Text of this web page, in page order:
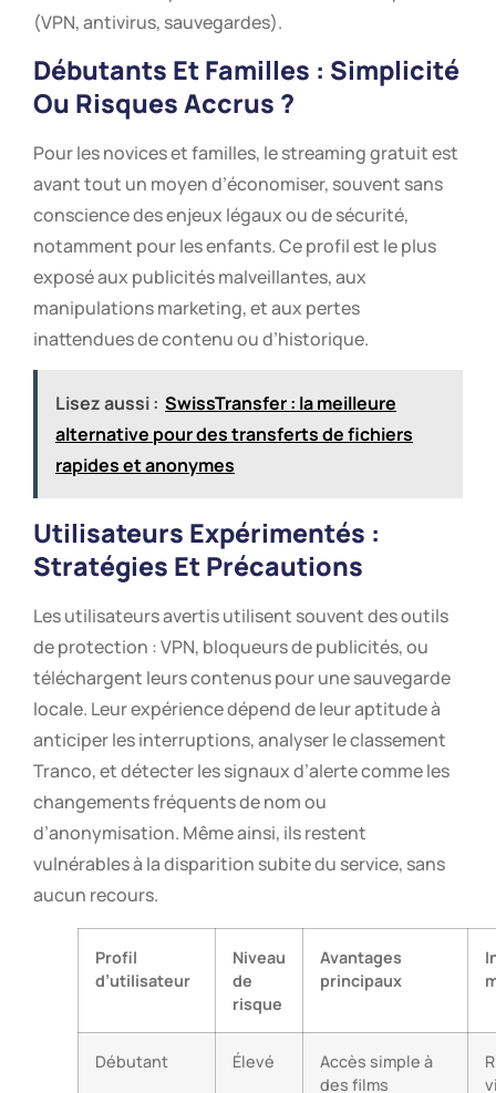
(VPN, antivirus, sauvegardes).
Débutants Et Familles : Simplicité
Ou Risques Accrus ?
Pour les novices et familles, le streaming gratuit est
avant tout un moyen d’économiser, souvent sans
conscience des enjeux légaux ou de sécurité,
notamment pour les enfants. Ce profil est le plus
exposé aux publicités malveillantes, aux
manipulations marketing, et aux pertes
inattendues de contenu ou d’historique.
Lisez aussi : SwissTransfer : la meilleure
alternative pour des transferts de fichiers
rapides et anonymes
Utilisateurs Expérimentés :
Stratégies Et Précautions
Les utilisateurs avertis utilisent souvent des outils
de protection : VPN, bloqueurs de publicités, ou
téléchargent leurs contenus pour une sauvegarde
locale. Leur expérience dépend de leur aptitude à
anticiper les interruptions, analyser le classement
Tranco, et détecter les signaux d’alerte comme les
changements fréquents de nom ou
d’anonymisation. Même ainsi, ils restent
vulnérables à la disparition subite du service, sans
aucun recours.
Profil
d’utilisateur
Niveau
de
risque
Avantages
principaux
Débutant Élevé
Accès simple à
des films